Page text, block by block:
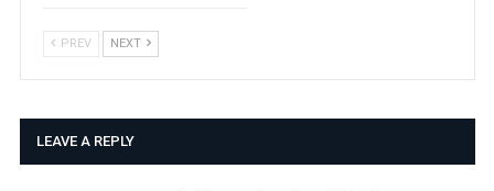
PREV NEXT
LEAVE A REPLY